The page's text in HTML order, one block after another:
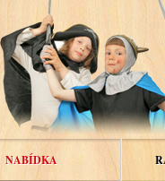
NABÍDKA